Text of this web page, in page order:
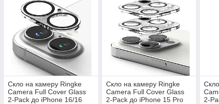
Скло на камеру Ringke
Camera Full Cover Glass
2-Pack до iPhone 16/16
Скло на камеру Ringke
Camera Full Cover Glass
2-Pack до iPhone 15 Pro
2-